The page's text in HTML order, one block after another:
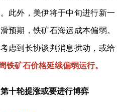
此外，美伊将于中旬进行新一
预期，铁矿石海运成本偏弱。
虑到长协谈判消息扰动，或给
铁矿石价格延续偏弱运行。
十轮提涨或要进行博弈